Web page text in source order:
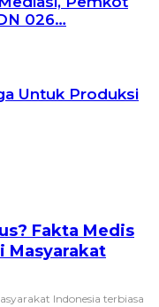
026…
Untuk Produksi
Fakta Medis
Masyarakat
Indonesia terbiasa